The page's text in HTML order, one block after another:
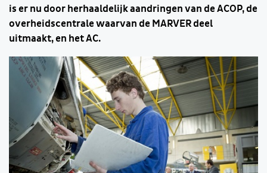
is er nu door herhaaldelijk aandringen van de ACOP, de
overheidscentrale waarvan de MARVER deel
uitmaakt, en het AC.